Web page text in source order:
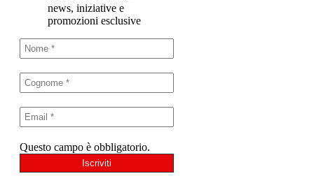
news, iniziative e
promozioni esclusive
Questo campo è obbligatorio.